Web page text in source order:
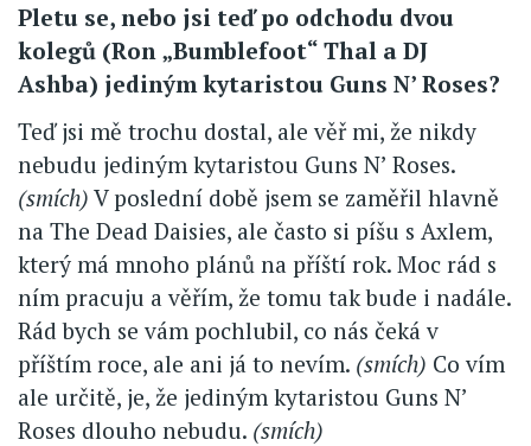
Pletu se, nebo jsi teď po odchodu dvou
kolegů (Ron „Bumblefoot“ Thal a DJ
Ashba) jediným kytaristou Guns N’ Roses?
Teď jsi mě trochu dostal, ale věř mi, že nikdy
nebudu jediným kytaristou Guns N’ Roses.
(smích) V poslední době jsem se zaměřil hlavně
na The Dead Daisies, ale často si píšu s Axlem,
který má mnoho plánů na příští rok. Moc rád s
ním pracuju a věřím, že tomu tak bude i nadále.
Rád bych se vám pochlubil, co nás čeká v
příštím roce, ale ani já to nevím. (smích) Co vím
ale určitě, je, že jediným kytaristou Guns N’
Roses dlouho nebudu. (smích)